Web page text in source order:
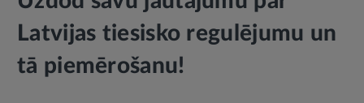
Latvijas tiesisko regulējumu un
tā piemērošanu!